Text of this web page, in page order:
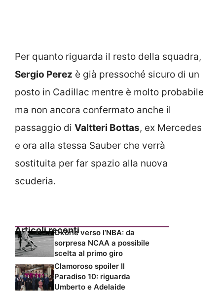
Per quanto riguarda il resto della squadra,
Sergio Perez è già pressoché sicuro di un
posto in Cadillac mentre è molto probabile
ma non ancora confermato anche il
passaggio di Valtteri Bottas, ex Mercedes
e ora alla stessa Sauber che verrà
sostituita per far spazio alla nuova
scuderia.
Articoli recentiOkorie verso l’NBA: da
sorpresa NCAA a possibile
scelta al primo giro
Clamoroso spoiler Il
Paradiso 10: riguarda
Umberto e Adelaide